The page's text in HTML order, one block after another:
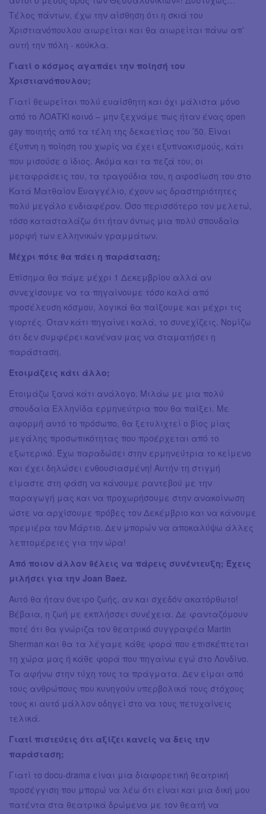
Τέλος πάντων, έχω την αίσθηση ότι η σκιά του
Χριστιανόπουλου αιωρείται και θα αιωρείται πάνω απ’
αυτή την πόλη - κούκλα.
Γιατί ο κόσμος αγαπάει την ποίησή του
Χριστιανόπουλου;
Γιατί θεωρείται πολύ ευαίσθητη και όχι μάλιστα μόνο
από το ΛΟΑΤΚΙ κοινό – μην ξεχνάμε πως ήταν ένας open
gay ποιητής από τα τέλη της δεκαετίας του ’50. Είναι
έξυπνη η ποίηση του χωρίς να έχει εξυπνακισμούς, κάτι
που μισούσε ο ίδιος. Ακόμα και τα πεζά του, οι
μεταφράσεις του, τα τραγούδια του, η αφοσίωση του στο
Κατά Ματθαίον Ευαγγέλιο, έχουν ως δραστηριότητες
πολύ μεγάλο ενδιαφέρον. Όσο περισσότερο τον μελετώ,
τόσο κατασταλάζω ότι ήταν όντως μια πολύ σπουδαία
μορφή των ελληνικών γραμμάτων.
Μέχρι πότε θα πάει η παράσταση;
Επίσημα θα πάμε μέχρι 1 Δεκεμβρίου αλλά αν
συνεχίσουμε να τα πηγαίνουμε τόσο καλά από
προσέλευση κόσμου, λογικά θα παίξουμε και μέχρι τις
γιορτές. Όταν κάτι πηγαίνει καλά, το συνεχίζεις. Νομίζω
ότι δεν συμφέρει κανέναν μας να σταματήσει η
παράσταση.
Ετοιμάζεις κάτι άλλο;
Ετοιμάζω ξανά κάτι ανάλογο. Μιλάω με μια πολύ
σπουδαία Ελληνίδα ερμηνεύτρια που θα παίξει. Με
αφορμή αυτό το πρόσωπο, θα ξετυλιχτεί ο βίος μίας
μεγάλης προσωπικότητας που προέρχεται από το
εξωτερικό. Έχω παραδώσει στην ερμηνεύτρια το κείμενο
και έχει δηλώσει ενθουσιασμένη! Αυτήν τη στιγμή
είμαστε στη φάση να κάνουμε ραντεβού με την
παραγωγή μας και να προχωρήσουμε στην ανακοίνωση
ώστε να αρχίσουμε πρόβες τον Δεκέμβριο και να κάνουμε
πρεμιέρα τον Μάρτιο. Δεν μπορών να αποκαλύψω άλλες
λεπτομέρειες για την ώρα!
Από ποιον άλλον θέλεις να πάρεις συνέντευξη; Έχεις
μιλήσει για την Joan Baez.
Αυτό θα ήταν όνειρο ζωής, αν και σχεδόν ακατόρθωτο!
Βέβαια, η ζωή με εκπλήσσει συνέχεια. Δε φανταζόμουν
ποτέ ότι θα γνώριζα τον θεατρικό συγγραφέα Martin
Sherman και θα τα λέγαμε κάθε φορά που επισκέπτεται
τη χώρα μας ή κάθε φορά που πηγαίνω εγώ στο Λονδίνο.
Τα αφήνω στην τύχη τους τα πράγματα. Δεν είμαι από
τους ανθρώπους που κυνηγούν υπερβολικά τους στόχους
τους κι αυτό μάλλον οδηγεί στο να τους πετυχαίνεις
τελικά.
Γιατί πιστεύεις ότι αξίζει κανείς να δεις την
παράσταση;
Γιατί το docu-drama είναι μια διαφορετική θεατρική
προσέγγιση που μπορώ να λέω ότι είναι και μια δική μου
πατέντα στα θεατρικά δρώμενα με τον θεατή να